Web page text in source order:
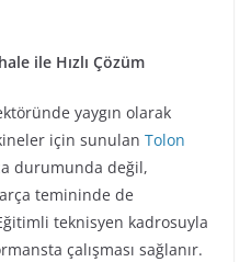
ile Hızlı Çözüm
yaygın olarak
için sunulan Tolon
durumunda değil,
temininde de
teknisyen kadrosuyla
çalışması sağlanır.